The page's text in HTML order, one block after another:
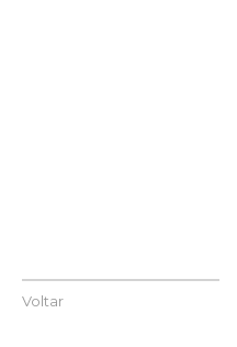
Voltar